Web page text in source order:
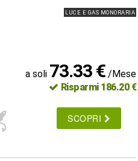
LUCE E GAS MONORARIA
a soli 73.33 € /Mese
Risparmi 186.20 €
SCOPRI